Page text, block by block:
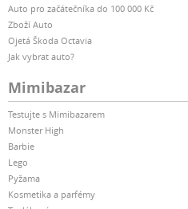
Auto pro začátečníka do 100 000 Kč
Zboží Auto
Ojetá Škoda Octavia
Jak vybrat auto?
Mimibazar
Testujte s Mimibazarem
Monster High
Barbie
Lego
Pyžama
Kosmetika a parfémy